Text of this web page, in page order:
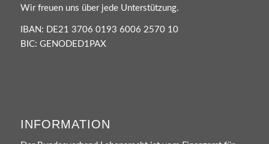
Wir freuen uns über jede Unterstützung.
IBAN: DE21 3706 0193 6006 2570 10
BIC: GENODED1PAX
INFORMATION